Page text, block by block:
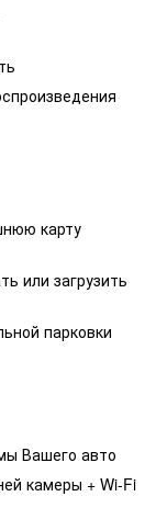
карту
или загрузить
парковки
Вашего авто
камеры + Wi-Fi